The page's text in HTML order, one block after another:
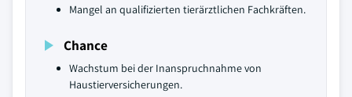
Mangel an qualifizierten tierärztlichen Fachkräften.
Chance
Wachstum bei der Inanspruchnahme von
Haustierversicherungen.